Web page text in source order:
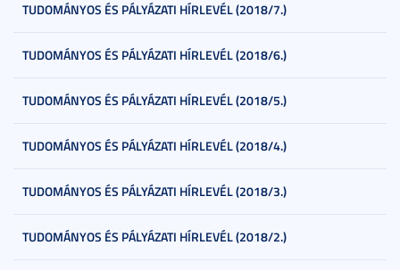
TUDOMÁNYOS ÉS PÁLYÁZATI HÍRLEVÉL (2018/7.)
TUDOMÁNYOS ÉS PÁLYÁZATI HÍRLEVÉL (2018/6.)
TUDOMÁNYOS ÉS PÁLYÁZATI HÍRLEVÉL (2018/5.)
TUDOMÁNYOS ÉS PÁLYÁZATI HÍRLEVÉL (2018/4.)
TUDOMÁNYOS ÉS PÁLYÁZATI HÍRLEVÉL (2018/3.)
TUDOMÁNYOS ÉS PÁLYÁZATI HÍRLEVÉL (2018/2.)